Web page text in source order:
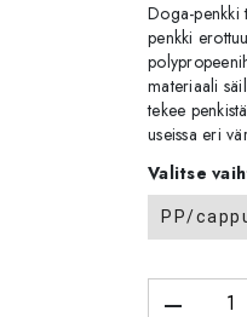
Doga-penkki
penkki
materiaali
tekee
useissa eri
Valitse
PP/
remove